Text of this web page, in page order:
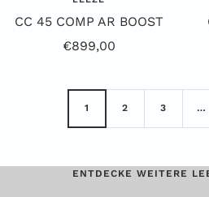
CC 45 COMP AR BOOST
Angebotspreis
€899,00
1 2 3 …
ENTDECKE WEITERE